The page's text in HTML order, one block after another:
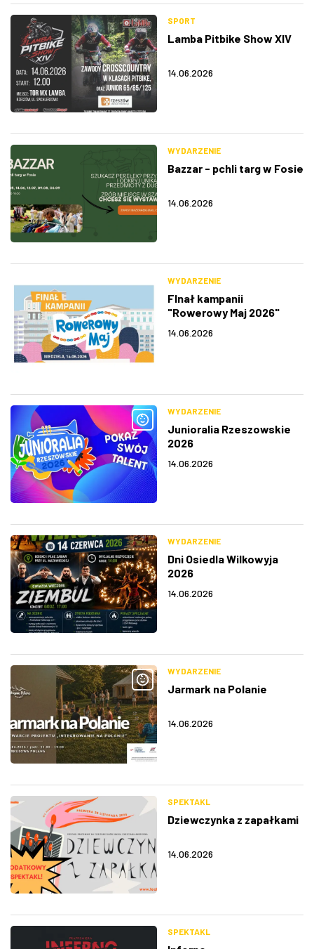
SPORT
Lamba Pitbike Show XIV
14.06.2026
WYDARZENIE
Bazzar - pchli targ w Fosie
14.06.2026
WYDARZENIE
FInał kampanii
"Rowerowy Maj 2026"
14.06.2026
WYDARZENIE
Junioralia Rzeszowskie
2026
14.06.2026
WYDARZENIE
Dni Osiedla Wilkowyja
2026
14.06.2026
WYDARZENIE
Jarmark na Polanie
14.06.2026
SPEKTAKL
Dziewczynka z zapałkami
14.06.2026
SPEKTAKL